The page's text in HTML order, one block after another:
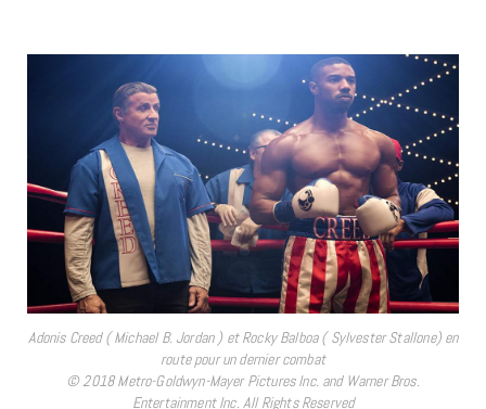
Adonis Creed ( Michael B. Jordan ) et Rocky Balboa ( Sylvester Stallone) en
route pour un dernier combat
© 2018 Metro-Goldwyn-Mayer Pictures Inc. and Warner Bros.
Entertainment Inc. All Rights Reserved